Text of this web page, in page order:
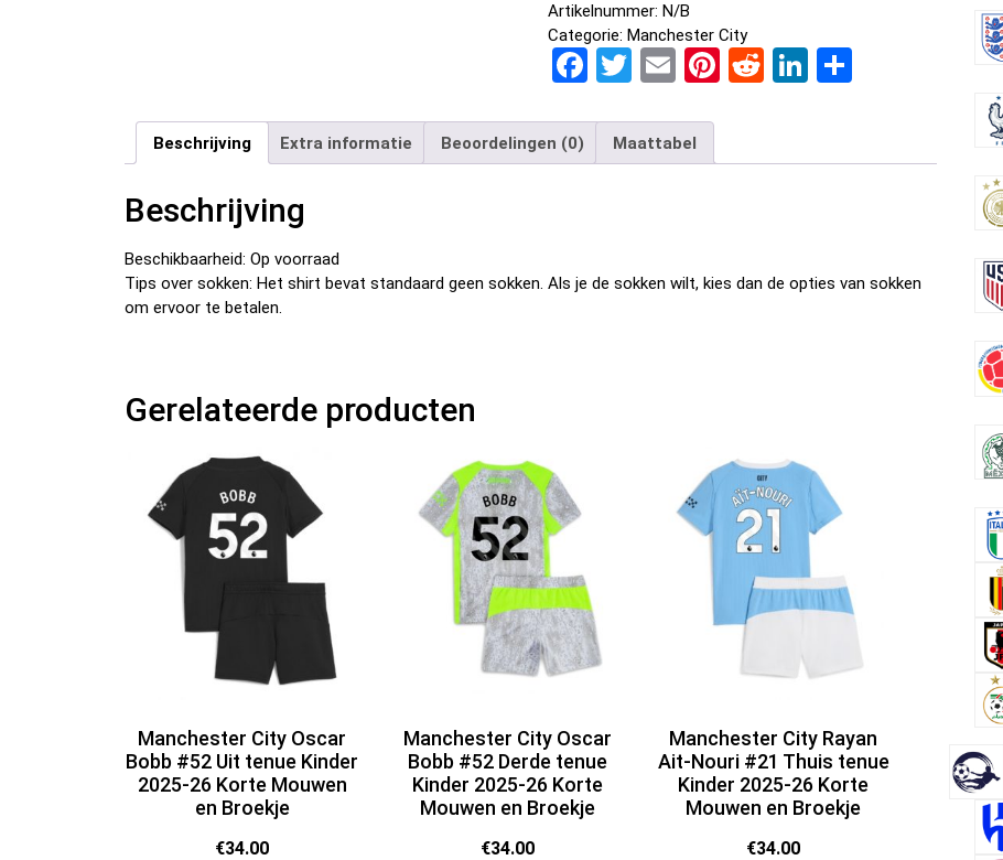
Artikelnummer: N/B
Categorie: Manchester City
F
ce
b
k
T
tt
er
E
ail
Pi
es
R
di
Li
dI
D
n
Beschrijving Extra informatie Beoordelingen (0) Maattabel
Beschrijving
Beschikbaarheid: Op voorraad
Tips over sokken: Het shirt bevat standaard geen sokken. Als je de sokken wilt, kies dan de opties van sokken
om ervoor te betalen.
Gerelateerde producten
Manchester City Oscar
Bobb #52 Uit tenue Kinder
2025-26 Korte Mouwen
en Broekje
€34.00
Manchester City Oscar
Bobb #52 Derde tenue
Kinder 2025-26 Korte
Mouwen en Broekje
€34.00
Manchester City Rayan
Ait-Nouri #21 Thuis tenue
Kinder 2025-26 Korte
Mouwen en Broekje
€34.00